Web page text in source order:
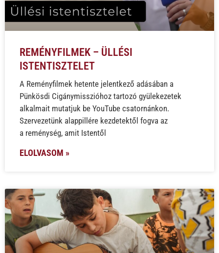
REMÉNYFILMEK – ÜLLÉSI
ISTENTISZTELET
A Reményfilmek hetente jelentkező adásában a
Pünkösdi Cigánymisszióhoz tartozó gyülekezetek
alkalmait mutatjuk be YouTube csatornánkon.
Szervezetünk alappillére kezdetektől fogva az
a reménység, amit Istentől
ELOLVASOM »